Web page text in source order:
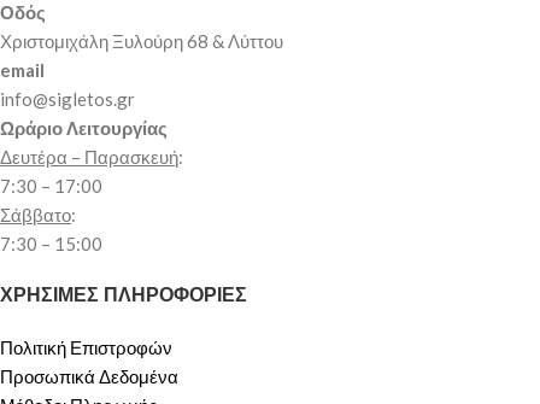
Οδός
Χριστομιχάλη Ξυλούρη 68 & Λύττου
email
info@sigletos.gr
Ωράριο Λειτουργίας
Δευτέρα – Παρασκευή:
7:30 – 17:00
Σάββατο:
7:30 – 15:00
ΧΡΗΣΙΜΕΣ ΠΛΗΡΟΦΟΡΙΕΣ
Πολιτική Επιστροφών
Προσωπικά Δεδομένα